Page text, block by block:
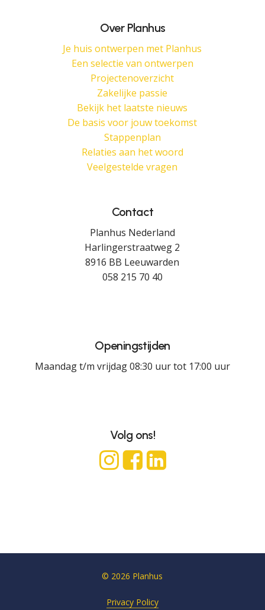
Over Planhus
Je huis ontwerpen met Planhus
Een selectie van ontwerpen
Projectenoverzicht
Zakelijke passie
Bekijk het laatste nieuws
De basis voor jouw toekomst
Stappenplan
Relaties aan het woord
Veelgestelde vragen
Contact
Planhus Nederland
Harlingerstraatweg 2
8916 BB Leeuwarden
058 215 70 40
Openingstijden
Maandag t/m vrijdag 08:30 uur tot 17:00 uur
Volg ons!
© 2026 Planhus
Privacy Policy